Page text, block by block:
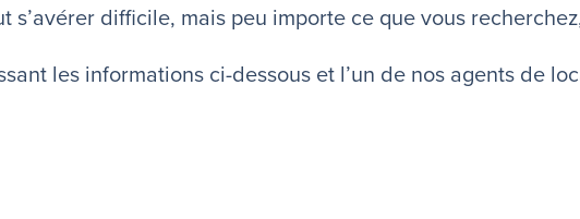
s’avérer difficile, mais peu importe ce que vous
les informations ci-dessous et l’un de nos agents de